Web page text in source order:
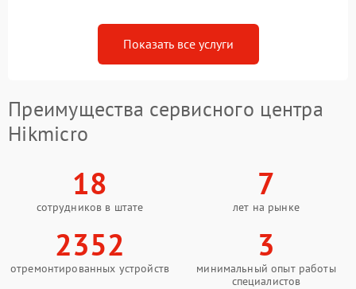
Показать все услуги
Преимущества сервисного центра
Hikmicro
18
сотрудников в штате
7
лет на рынке
2352
отремонтированных устройств
3
минимальный опыт работы
специалистов